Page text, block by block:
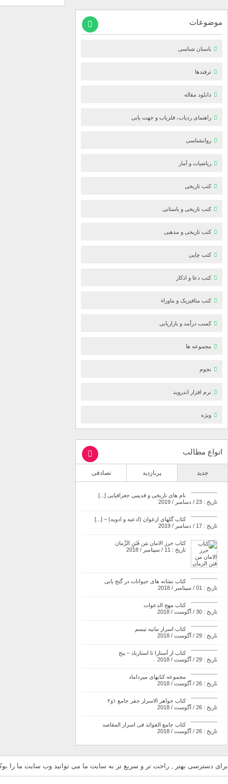
موضوعات
باستان شناسی
ترفندها
دانلود مقاله
راهنمای ردیاب، فلزیاب و جهت یابی
روانشناسی
ریاضیات و آمار
کتب تاریخی
کتب تاریخی و باستانی
کتب تاریخی و مذهبی
کتب چاپی
کتب دعا و اذکار
کتب متافیزیک و ماوراء
کسب درآمد و بازاریابی
مجموعه ها
نجوم
نرم افزار اندروید
ویژه
انواع مطالب
جدید پربازدید تصادفی
نام های تاریخی و قدیمی جغرافیایی [...]
تاریخ : 23 / دسامبر / 2019
کتاب گلهای ارغوان (ادعیه و ادویه) – [...]
تاریخ : 17 / دسامبر / 2019
کتاب حرز الامان مَن فَتَنِ الزَّمان
تاریخ : 11 / سپتامبر / 2018
کتاب نشانه های حیوانات در گنج یابی
تاریخ : 01 / سپتامبر / 2018
کتاب مهج الدعوات
تاریخ : 30 / آگوست / 2018
کتاب اسرار مانیه تیسم
تاریخ : 29 / آگوست / 2018
کتاب از آستارا تا استارباد – پنج
تاریخ : 29 / آگوست / 2018
مجموعه کتابهای میرداماد
تاریخ : 26 / آگوست / 2018
کتاب جواهر الاسرار جفر جامع ۱و۲
تاریخ : 26 / آگوست / 2018
کتاب جامع الفوائد فی اسرار المقاصد
تاریخ : 26 / آگوست / 2018
برای دسترسی بهتر , راحت تر و سریع تر به سایت ما می توانید وب سایت ما را